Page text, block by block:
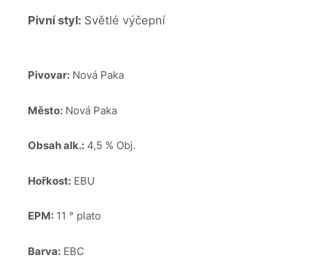
Pivní styl: Světlé výčepní
Pivovar: Nová Paka
Město: Nová Paka
Obsah alk.: 4,5 % Obj.
Hořkost: EBU
EPM: 11 ° plato
Barva: EBC